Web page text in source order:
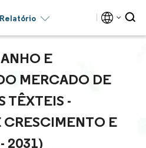
E
MERCADO DE
TÊXTEIS -
E
2031)